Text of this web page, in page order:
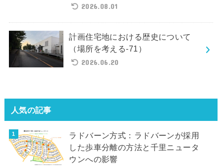
2026.08.01
計画住宅地における歴史について
（場所を考える-71）
2026.06.20
人気の記事
ラドバーン方式：ラドバーンが採用
した歩車分離の方法と千里ニュータ
ウンへの影響